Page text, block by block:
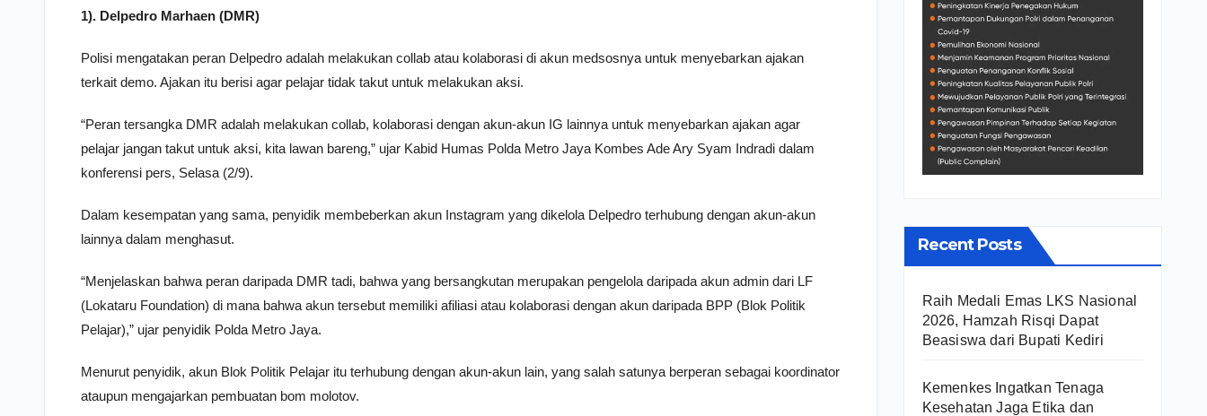
1). Delpedro Marhaen (DMR)
Polisi mengatakan peran Delpedro adalah melakukan collab atau kolaborasi di akun medsosnya untuk menyebarkan ajakan
terkait demo. Ajakan itu berisi agar pelajar tidak takut untuk melakukan aksi.
“Peran tersangka DMR adalah melakukan collab, kolaborasi dengan akun-akun IG lainnya untuk menyebarkan ajakan agar
pelajar jangan takut untuk aksi, kita lawan bareng,” ujar Kabid Humas Polda Metro Jaya Kombes Ade Ary Syam Indradi dalam
konferensi pers, Selasa (2/9).
Dalam kesempatan yang sama, penyidik membeberkan akun Instagram yang dikelola Delpedro terhubung dengan akun-akun
lainnya dalam menghasut.
“Menjelaskan bahwa peran daripada DMR tadi, bahwa yang bersangkutan merupakan pengelola daripada akun admin dari LF
(Lokataru Foundation) di mana bahwa akun tersebut memiliki afiliasi atau kolaborasi dengan akun daripada BPP (Blok Politik
Pelajar),” ujar penyidik Polda Metro Jaya.
Menurut penyidik, akun Blok Politik Pelajar itu terhubung dengan akun-akun lain, yang salah satunya berperan sebagai koordinator
ataupun mengajarkan pembuatan bom molotov.
Recent Posts
Raih Medali Emas LKS Nasional
2026, Hamzah Risqi Dapat
Beasiswa dari Bupati Kediri
Kemenkes Ingatkan Tenaga
Kesehatan Jaga Etika dan